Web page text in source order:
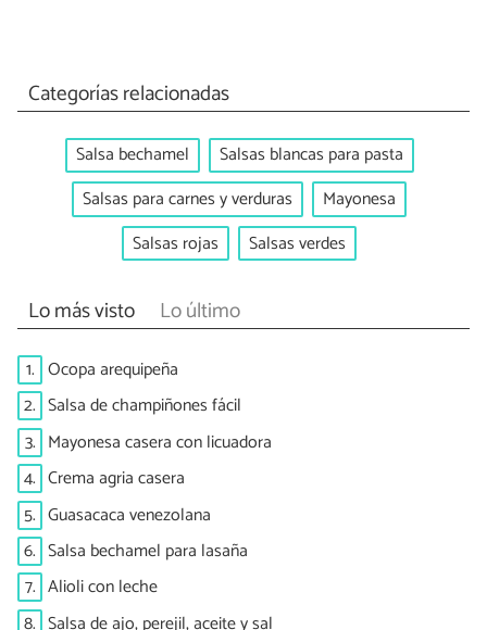
Categorías relacionadas
Salsa bechamel
Salsas blancas para pasta
Salsas para carnes y verduras
Mayonesa
Salsas rojas
Salsas verdes
Lo más visto Lo último
1. Ocopa arequipeña
2. Salsa de champiñones fácil
3. Mayonesa casera con licuadora
4. Crema agria casera
5. Guasacaca venezolana
6. Salsa bechamel para lasaña
7. Alioli con leche
8. Salsa de ajo, perejil, aceite y sal